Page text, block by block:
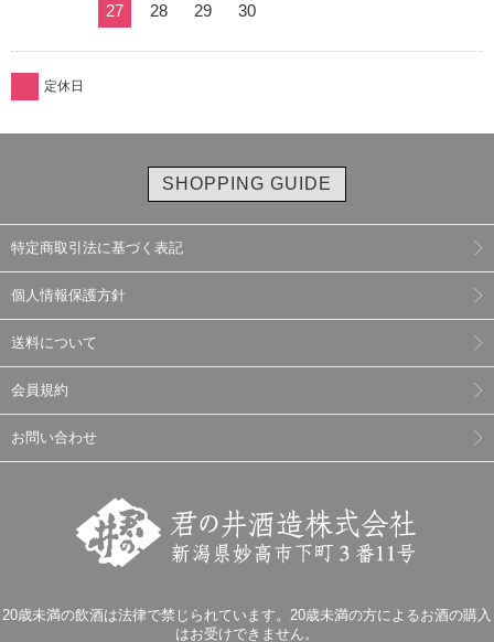
27 28 29 30
定休日
SHOPPING GUIDE
特定商取引法に基づく表記
個人情報保護方針
送料について
会員規約
お問い合わせ
20歳未満の飲酒は法律で禁じられています。20歳未満の方によるお酒の購入
はお受けできません。